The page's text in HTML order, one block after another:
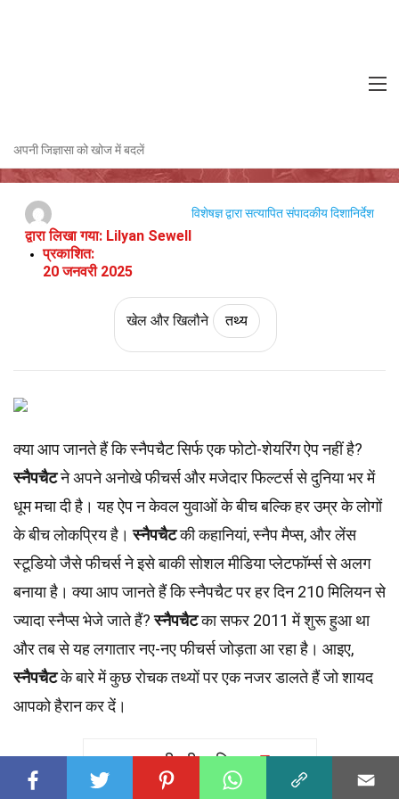
अपनी जिज्ञासा को खोज में बदलेंस्नैप के बारे में 25 तथ्य
द्वारा लिखा गया: Lilyan Sewell
प्रकाशित:
20 जनवरी 2025
विशेषज्ञ द्वारा सत्यापितसंपादकीय दिशानिर्देश
खेल और खिलौने तथ्य
क्या आप जानते हैं कि स्नैपचैट सिर्फ एक फोटो-शेयरिंग ऐप नहीं है?
स्नैपचैटने अपने अनोखे फीचर्स और मजेदार फिल्टर्स से दुनिया भर में
धूम मचा दी है। यह ऐप न केवल युवाओं के बीच बल्कि हर उम्र के लोगों
के बीच लोकप्रिय है।स्नैपचैटकी कहानियां, स्नैप मैप्स, और लेंस
स्टूडियो जैसे फीचर्स ने इसे बाकी सोशल मीडिया प्लेटफॉर्म्स से अलग
बनाया है। क्या आप जानते हैं कि स्नैपचैट पर हर दिन 210 मिलियन से
ज्यादा स्नैप्स भेजे जाते हैं?स्नैपचैटका सफर 2011 में शुरू हुआ था
और तब से यह लगातार नए-नए फीचर्स जोड़ता आ रहा है। आइए,
स्नैपचैटके बारे में कुछ रोचक तथ्यों पर एक नजर डालते हैं जो शायद
आपको हैरान कर दें।
सामग्री की तालिका